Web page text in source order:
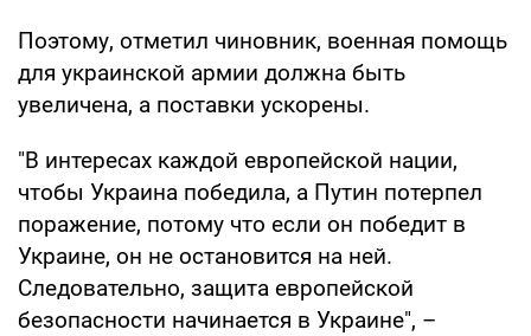
Поэтому, отметил чиновник, военная помощь
для украинской армии должна быть
увеличена, а поставки ускорены.
"В интересах каждой европейской нации,
чтобы Украина победила, а Путин потерпел
поражение, потому что если он победит в
Украине, он не остановится на ней.
Следовательно, защита европейской
безопасности начинается в Украине", –